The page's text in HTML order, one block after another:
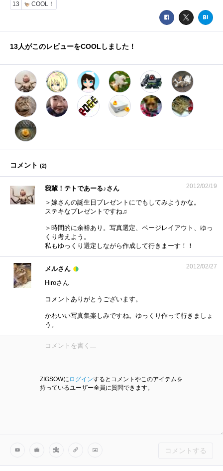
13 COOL！
13人がこのレビューをCOOLしました！
コメント (2)
我輩！テトであーる♪さん 2012/02/19
＞嫁さんの誕生日プレゼントにでもしてみようかな。
ステキなプレゼントですね♫
＞時間的に余裕あり。写真選定、ページレイアウト、ゆっ
くり考えよう。
私もゆっくり選定しながら作成して行きまーす！！
メルさん 2012/02/27
Hiroさん
コメントありがとうございます。
かわいい写真集楽しみですね。ゆっくり作って行きましょ
う。
ZIGSOWに ログインするとコメントやこのアイテムを
持っているユーザー全員に質問できます。
コメントする